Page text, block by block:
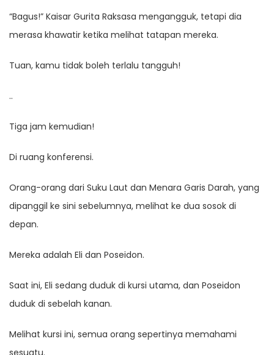
“Bagus!” Kaisar Gurita Raksasa mengangguk, tetapi dia
merasa khawatir ketika melihat tatapan mereka.
Tuan, kamu tidak boleh terlalu tangguh!
..
Tiga jam kemudian!
Di ruang konferensi.
Orang-orang dari Suku Laut dan Menara Garis Darah, yang
dipanggil ke sini sebelumnya, melihat ke dua sosok di
depan.
Mereka adalah Eli dan Poseidon.
Saat ini, Eli sedang duduk di kursi utama, dan Poseidon
duduk di sebelah kanan.
Melihat kursi ini, semua orang sepertinya memahami